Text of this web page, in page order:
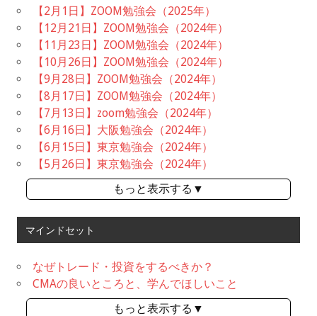
【2月1日】ZOOM勉強会（2025年）
【12月21日】ZOOM勉強会（2024年）
【11月23日】ZOOM勉強会（2024年）
【10月26日】ZOOM勉強会（2024年）
【9月28日】ZOOM勉強会（2024年）
【8月17日】ZOOM勉強会（2024年）
【7月13日】zoom勉強会（2024年）
【6月16日】大阪勉強会（2024年）
【6月15日】東京勉強会（2024年）
【5月26日】東京勉強会（2024年）
もっと表示する▼
マインドセット
なぜトレード・投資をするべきか？
CMAの良いところと、学んでほしいこと
もっと表示する▼